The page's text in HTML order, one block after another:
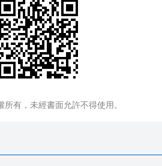
所有，未經書面允許不得使用。